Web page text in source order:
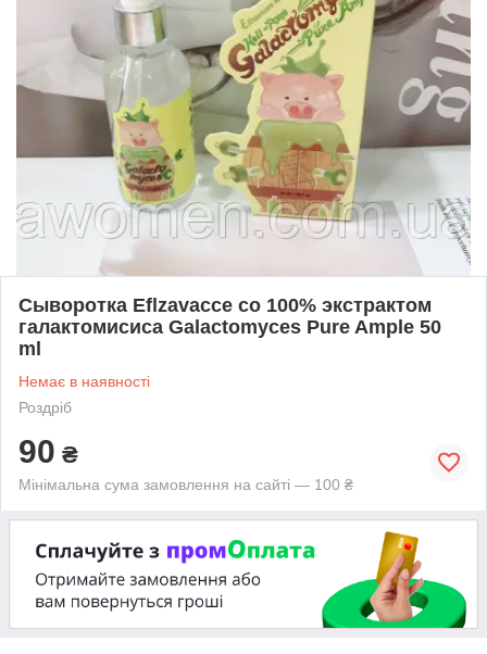
Сыворотка Eflzavacce со 100% экстрактом
галактомисиса Galactomyces Pure Ample 50
ml
Немає в наявності
Роздріб
90 ₴
Мінімальна сума замовлення на сайті — 100 ₴